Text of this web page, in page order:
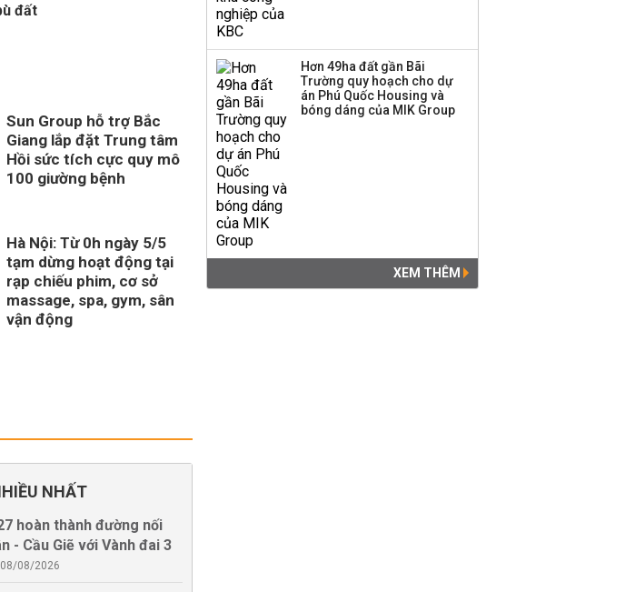
đất
Sun Group hỗ trợ Bắc
Giang lắp đặt Trung tâm
Hồi sức tích cực quy mô
100 giường bệnh
Hà Nội: Từ 0h ngày 5/5
tạm dừng hoạt động tại
rạp chiếu phim, cơ sở
massage, spa, gym, sân
vận động
NHẤT
hoàn thành đường nối
- Cầu Giẽ với Vành đai 3
08/2026
Hơn 49ha đất gần Bãi
Trường quy hoạch cho dự
án Phú Quốc Housing và
bóng dáng của MIK Group
XEM THÊM